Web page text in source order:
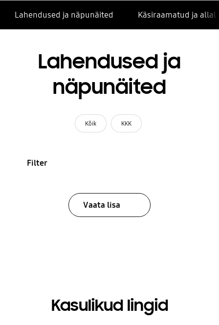
Lahendused ja näpunäited Käsiraamatud ja
Lahendused ja
näpunäited
Kõik KKK
Filter
Vaata lisa
Kasulikud lingid